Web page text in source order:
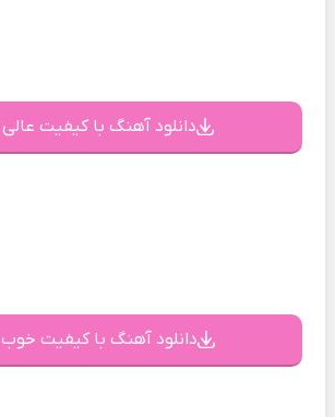
دانلود آهنگ با کیفیت عالی 320
دانلود آهنگ با کیفیت خوب 128